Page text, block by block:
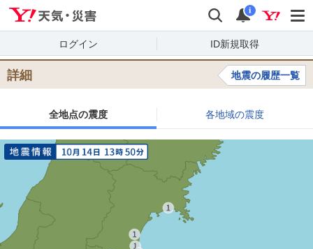
検索 通知
i
ログイン ID新規取得
詳細 地震の履歴一覧
全地点の震度 各地域の震度